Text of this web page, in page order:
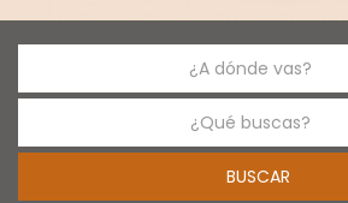
¿A dónde vas?
¿Qué buscas?